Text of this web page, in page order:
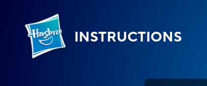
INSTRUCTIONS